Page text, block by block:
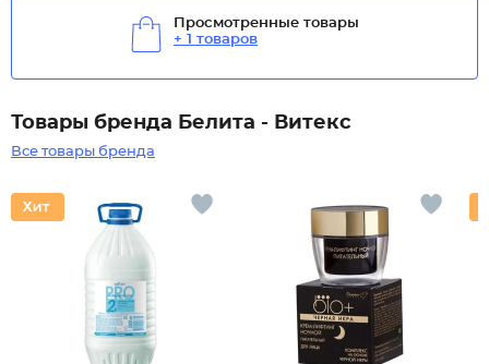
Просмотренные товары
+ 1 товаров
Товары бренда Белита - Витекс
Все товары бренда